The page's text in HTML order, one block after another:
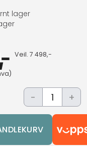
lager
Veil. 7 498,-
- +